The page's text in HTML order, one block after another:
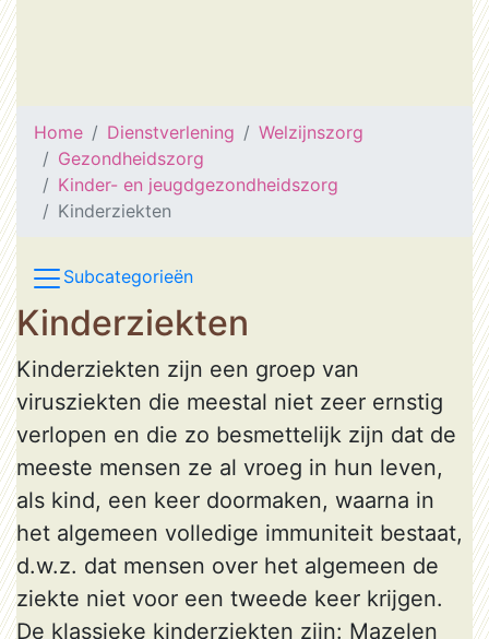
Home Dienstverlening
Welzijnszorg
Gezondheidszorg
Kinder- en jeugdgezondheidszorg
Kinderziekten
Subcategorieën
Kinderziekten
Kinderziekten zijn een groep van
virusziekten die meestal niet zeer ernstig
verlopen en die zo besmettelijk zijn dat de
meeste mensen ze al vroeg in hun leven,
als kind, een keer doormaken, waarna in
het algemeen volledige immuniteit bestaat,
d.w.z. dat mensen over het algemeen de
ziekte niet voor een tweede keer krijgen.
De klassieke kinderziekten zijn: Mazelen